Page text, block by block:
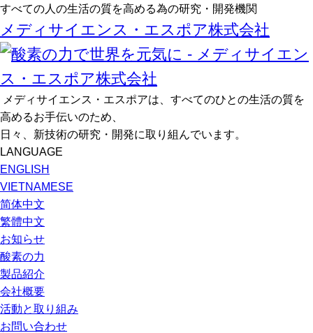
すべての人の生活の質を高める為の研究・開発機関
メディサイエンス・エスポア株式会社
メディサイエンス・エスポアは、すべてのひとの生活の質を
高めるお手伝いのため、
日々、新技術の研究・開発に取り組んでいます。
LANGUAGE
ENGLISH
VIETNAMESE
简体中文
繁體中文
お知らせ
酸素の力
製品紹介
会社概要
活動と取り組み
お問い合わせ